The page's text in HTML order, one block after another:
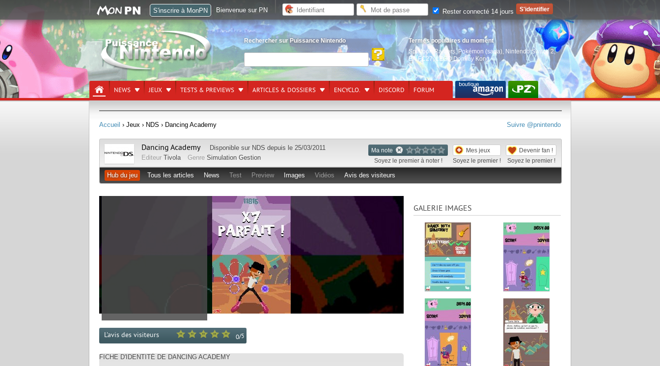
Rechercher sur Puissance Nintendo
Termes populaires du moment
Splatoon Raiders, Pokémon (saga) Nintendo Switch 2,
EA FC27,LEGO Donkey Kong
NEWS JEUX TESTS & PREVIEWS ARTICLES & DOSSIERS ENCYCLO. DISCORD FORUM
Suivre @pnintendo
Accueil › Jeux › NDS › Dancing Academy
Ma note
Soyez le premier à noter !
Mes jeux
Soyez le premier !
Devenir fan !
Soyez le premier !
Dancing Academy Disponible sur NDS depuis le 25/03/2011
Editeur Tivola Genre Simulation Gestion
Hub du jeu Tous les articles News Test Preview Images Vidéos Avis des visiteurs
0/5
L'avis des visiteurs
FICHE D'IDENTITÉ DE DANCING ACADEMY
GALERIE IMAGES
S'inscrire à MonPN Bienvenue sur PN Rester connecté 14 jours